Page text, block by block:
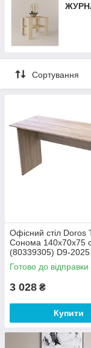
Сортування
Офісний стіл Doros
Сонома 140х70х75
(80339305) D9-2025
Готово до відправки
3 028 ₴
Купити